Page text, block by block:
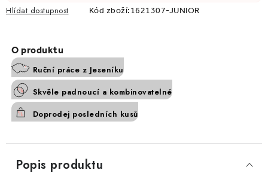
Hlídat Kód zboží:1621307-JUNIOR
Ruční práce z Jeseníku
Skvěle padnoucí a kombinovatelné
Doprodej posledních kusů
Popis produktu